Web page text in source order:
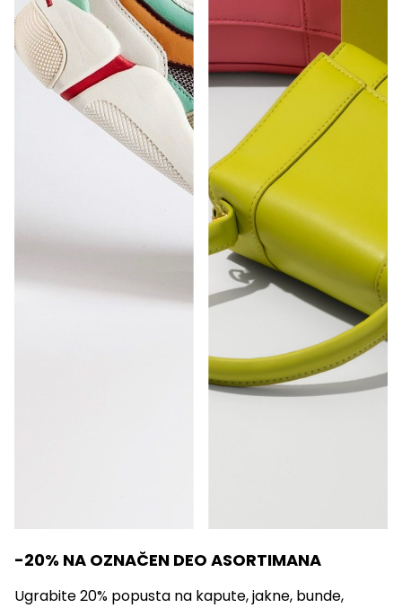
-20% NA OZNAČEN DEO ASORTIMANA
Ugrabite 20% popusta na kapute, jakne, bunde,